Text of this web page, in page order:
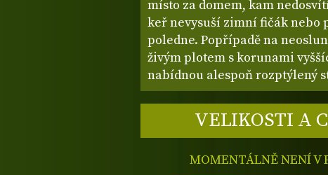
místo za domem, kam
keř nevysuší zimní fičák nebo
poledne. Popřípadě na
živým plotem s korunami
nabídnou alespoň rozptýlený
VELIKOSTI A
MOMENTÁLNĚ NENÍ V